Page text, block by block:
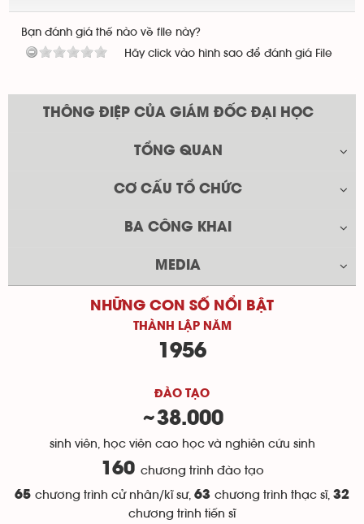
Bạn đánh giá thế nào về file này?
Hãy click vào hình sao để đánh giá File
THÔNG ĐIỆP CỦA GIÁM ĐỐC ĐẠI HỌC
TỔNG QUAN
CƠ CẤU TỔ CHỨC
BA CÔNG KHAI
MEDIA
NHỮNG CON SỐ NỔI BẬT
THÀNH LẬP NĂM
1956
ĐÀO TẠO
38.000
sinh viên, học viên cao học và nghiên cứu sinh
160 chương trình đào tạo
65 chương trình cử nhân/kĩ sư, 63 chương trình thạc sĩ, 32
chương trình tiến sĩ